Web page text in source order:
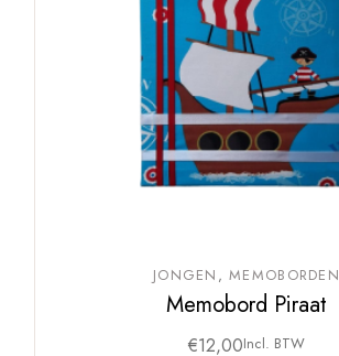
JONGEN MEMOBORDEN
Memobord Piraat
€12,00Incl. BTW